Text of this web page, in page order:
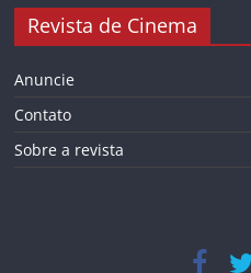
Revista de Cinema
Anuncie
Contato
Sobre a revista